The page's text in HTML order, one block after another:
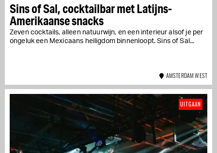
Sins of Sal, cocktailbar met Latijns-
Amerikaanse snacks
Zeven cocktails, alleen natuurwijn, en een interieur alsof je per
ongeluk een Mexicaans heiligdom binnenloopt. Sins of Sal...
AMSTERDAM WEST
UITGAAN